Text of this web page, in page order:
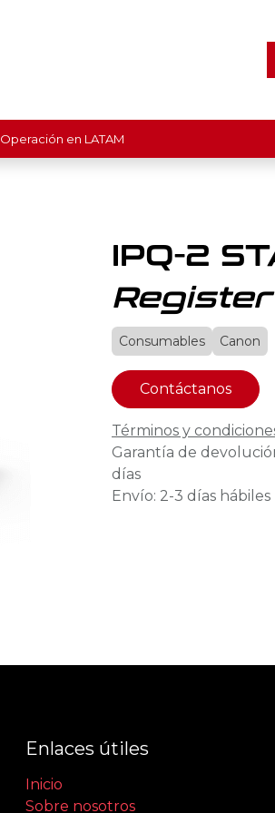
Operación en LATAM
IPQ-2
Consumables Canon
Contáctanos
Términos y
Garantía de
días
Envío: 2-3 días hábiles
Enlaces útiles
Inicio
Sobre nosotros